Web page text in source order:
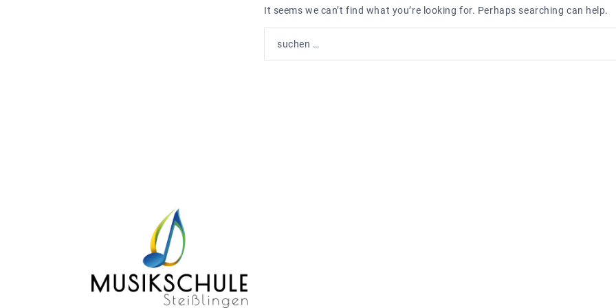
It seems we can’t find what you’re looking for. Perhaps searching can help.
nach: